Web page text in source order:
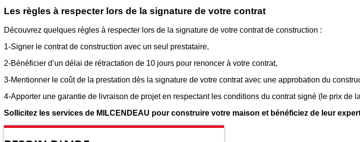
Les règles à respecter lors de la signature de votre contrat
Découvrez quelques règles à respecter lors de la signature de votre contrat de construction :
1-Signer le contrat de construction avec un seul prestataire,
2-Bénéficier d’un délai de rétractation de 10 jours pour renoncer à votre contrat,
3-Mentionner le coût de la prestation dès la signature de votre contrat avec une approbation du
4-Apporter une garantie de livraison de projet en respectant les conditions du contrat signé (le prix de
Sollicitez les services de MILCENDEAU pour construire votre maison et bénéficiez de leur